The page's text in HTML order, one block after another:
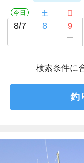
今日
8/7
土
8
日
9
検索条件に
釣